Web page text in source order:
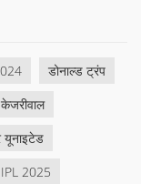
डोनाल्ड ट्रंप
IPL 2025